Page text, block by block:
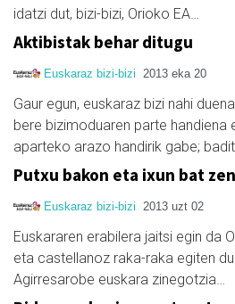
idatzi dut, bizi-bizi, Orioko EA…
Aktibistak behar ditugu
Euskaraz bizi-bizi 2013 eka 20
Gaur egun, euskaraz bizi nahi
bere bizimoduaren parte handiena
aparteko arazo handirik gabe;
Putxu bakon eta ixun bat zen
Euskaraz bizi-bizi 2013 uzt 02
Euskararen erabilera jaitsi egin da
eta castellanoz raka-raka egiten
Agirresarobe euskara zinegotzia…